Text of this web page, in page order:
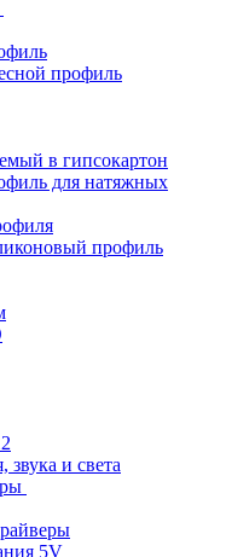
профиль
в гипсокартон
для натяжных
профиль
и света
5V